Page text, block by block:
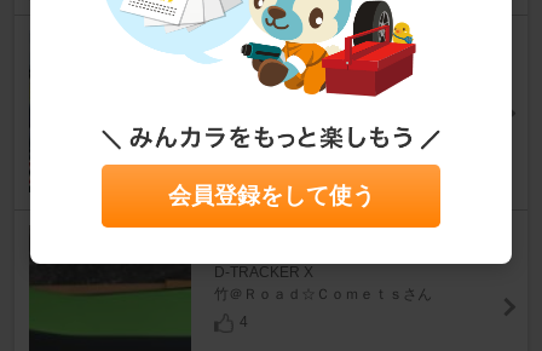
MF-BDVR004 取り付け MUFU
MAXWIN ヘルメット取り付け
ミラーマウント Wi-F
D-TRACKER X
3
D-TRACKER X
竹＠Ｒｏａｄ☆Ｃｏｍｅｔｓさん
4
会員登録をして使う